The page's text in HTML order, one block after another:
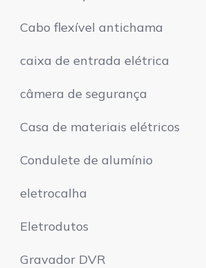
Cabo flexível antichama
caixa de entrada elétrica
câmera de segurança
Casa de materiais elétricos
Condulete de alumínio
eletrocalha
Eletrodutos
Gravador DVR